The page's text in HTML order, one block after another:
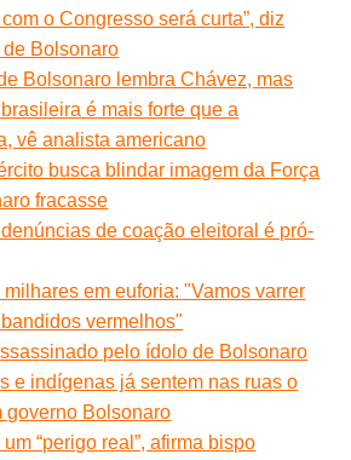
o Congresso será curta”, diz
Bolsonaro
Bolsonaro lembra Chávez, mas
é mais forte que a
vê analista americano
busca blindar imagem da Força
fracasse
de coação eleitoral é pró-
em euforia: "Vamos varrer
vermelhos"
pelo ídolo de Bolsonaro
e indígenas já sentem nas ruas o
governo Bolsonaro
“perigo real”, afirma bispo